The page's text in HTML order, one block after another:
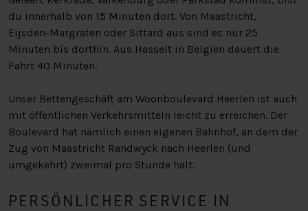
du innerhalb von 15 Minuten dort. Von Maastricht,
Eijsden-Margraten oder Sittard aus sind es nur 25
Minuten bis dorthin. Aus Hasselt in Belgien dauert die
Fahrt 40 Minuten.
Unser Bettengeschäft am Woonboulevard Heerlen ist auch
mit öffentlichen Verkehrsmitteln leicht zu erreichen. Der
Boulevard hat nämlich einen eigenen Bahnhof, an dem der
Zug von Maastricht Randwyck nach Heerlen (und
umgekehrt) zweimal pro Stunde hält.
PERSÖNLICHER SERVICE IN